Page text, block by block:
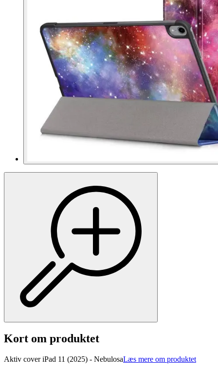
Kort om produktet
Aktiv cover iPad 11 (2025) - NebulosaLæs mere om produktet